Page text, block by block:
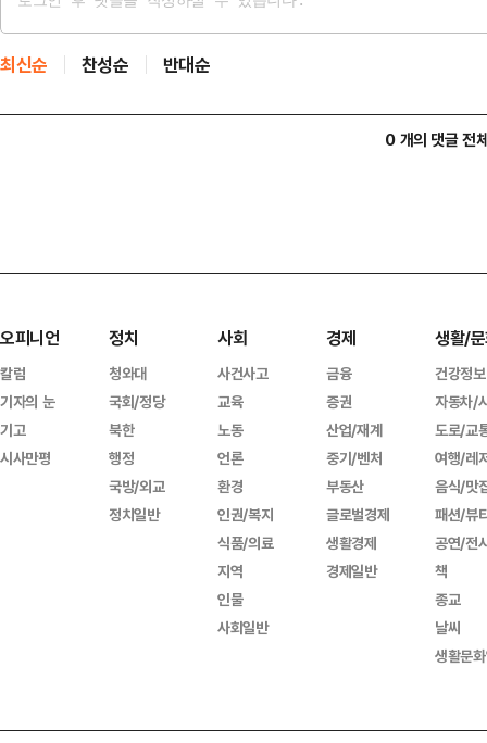
최신순 찬성순 반대순
0 개의 댓글 전
오피니언
칼럼
기자의 눈
기고
시사만평
정치
청와대
국회/정당
북한
행정
국방/외교
정치일반
사회
사건사고
교육
노동
언론
환경
인권/복지
식품/의료
지역
인물
사회일반
경제
금융
증권
산업/재계
중기/벤처
부동산
글로벌경제
생활경제
경제일반
생활/
건강정보
자동차/
도로/교
여행/레
음식/맛
패션/뷰
공연/전
책
종교
날씨
생활문